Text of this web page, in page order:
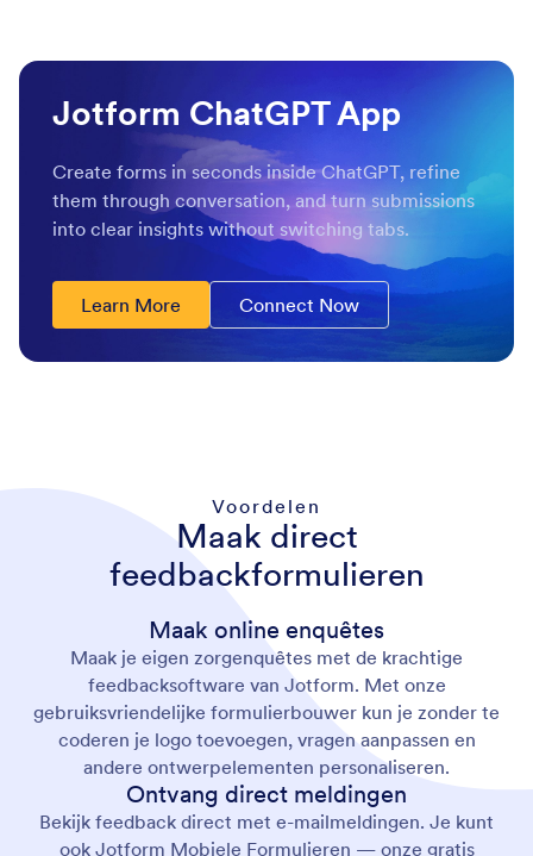
Jotform ChatGPT App
Create forms in seconds inside ChatGPT, refine
them through conversation, and turn submissions
into clear insights without switching tabs.
Learn More Connect Now
Voordelen
Maak direct
feedbackformulieren
Maak online enquêtes
Maak je eigen zorgenquêtes met de krachtige
feedbacksoftware van Jotform. Met onze
gebruiksvriendelijke formulierbouwer kun je zonder te
coderen je logo toevoegen, vragen aanpassen en
andere ontwerpelementen personaliseren.
Ontvang direct meldingen
Bekijk feedback direct met e-mailmeldingen. Je kunt
ook Jotform Mobiele Formulieren — onze gratis